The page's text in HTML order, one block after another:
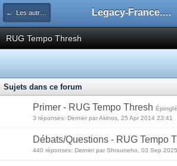
← Les autres decks du Legacy Legacy-France.org - Forum
RUG Tempo Thresh
Sujets dans ce forum
Primer - RUG Tempo Thresh Épinglé
3 réponses: Dernier par Akinos, 25 Apr 2014 23:41
Débats/Questions - RUG Tempo
440 réponses: Dernier par Shrauneho, 03 Sep